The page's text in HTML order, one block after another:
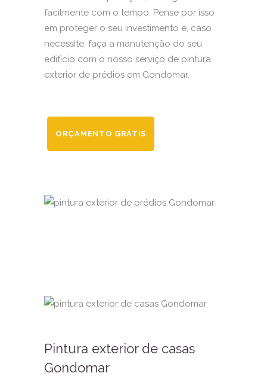
facilmente com o tempo. Pense por isso
em proteger o seu investimento e, caso
necessite, faça a manutenção do seu
edifício com o nosso serviço de pintura
exterior de prédios em Gondomar.
ORÇAMENTO GRÁTIS
Pintura exterior de casas
Gondomar